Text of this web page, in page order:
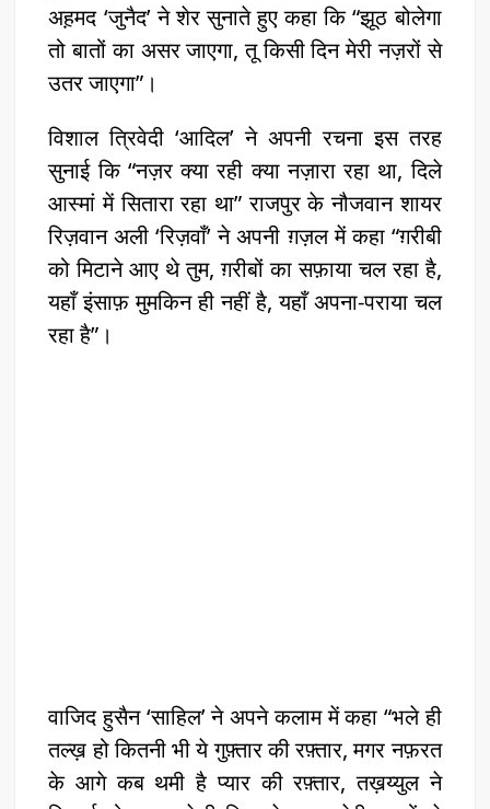
अह़मद ‘जुनैद’ ने शेर सुनाते हुए कहा कि “झूठ बोलेगा
तो बातों का असर जाएगा, तू किसी दिन मेरी नज़रों से
उतर जाएगा”।
विशाल त्रिवेदी ‘आदिल’ ने अपनी रचना इस तरह
सुनाई कि “नज़र क्या रही क्या नज़ारा रहा था, दिले
आस्मां में सितारा रहा था” राजपुर के नौजवान शायर
रिज़वान अली ‘रिज़वाँ’ ने अपनी ग़ज़ल में कहा “ग़रीबी
को मिटाने आए थे तुम, ग़रीबों का सफ़ाया चल रहा है,
यहाँ इंसाफ़ मुमकिन ही नहीं है, यहाँ अपना-पराया चल
रहा है”।
वाजिद हुसैन ‘साहिल’ ने अपने कलाम में कहा “भले ही
तल्ख़ हो कितनी भी ये गुफ़्तार की रफ़्तार, मगर नफ़रत
के आगे कब थमी है प्यार की रफ़्तार, तख़य्युल ने